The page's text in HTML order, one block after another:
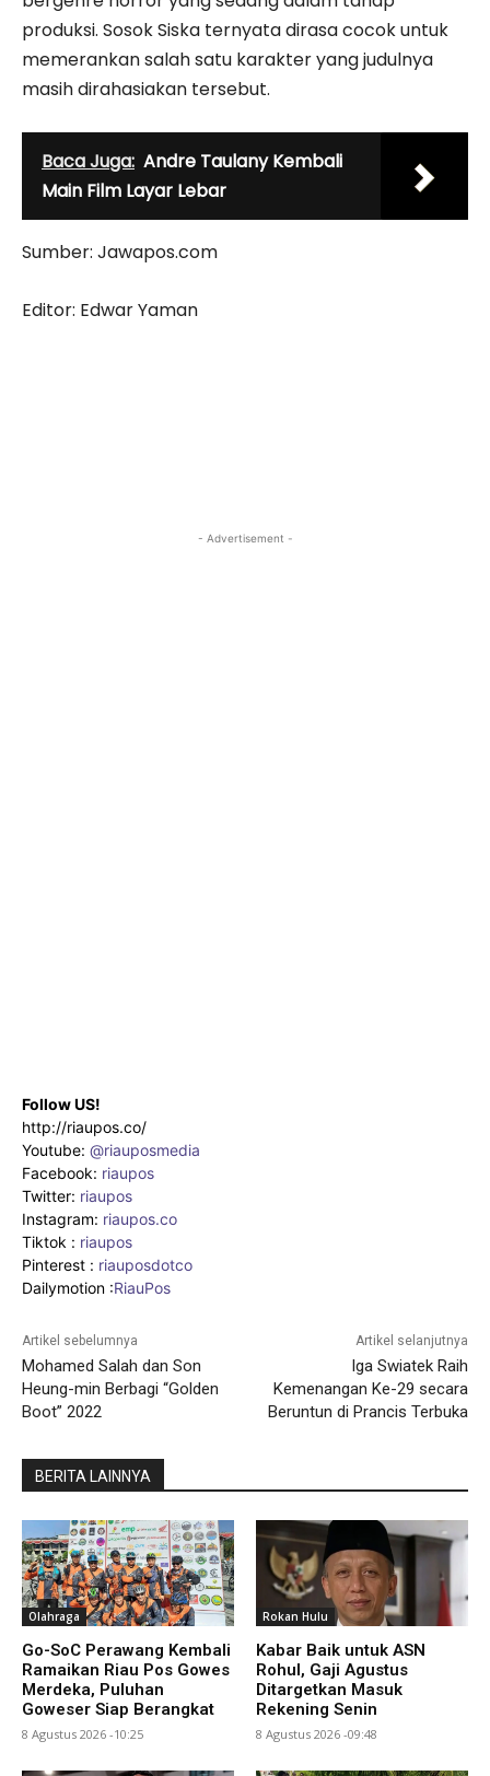
produksi. Sosok Siska ternyata dirasa cocok untuk
memerankan salah satu karakter yang judulnya
masih dirahasiakan tersebut.
Baca Juga: Andre Taulany Kembali
Main Film Layar Lebar
Sumber: Jawapos.com
Editor: Edwar Yaman
- Advertisement -
Follow US!
http://riaupos.co/
Youtube: @riauposmedia
Facebook: riaupos
Twitter: riaupos
Instagram: riaupos.co
Tiktok : riaupos
Pinterest : riauposdotco
Dailymotion :RiauPos
Artikel sebelumnya
Mohamed Salah dan Son
Heung-min Berbagi “Golden
Boot” 2022
Artikel selanjutnya
Iga Swiatek Raih
Kemenangan Ke-29 secara
Beruntun di Prancis Terbuka
BERITA LAINNYA
Olahraga
Go-SoC Perawang Kembali
Ramaikan Riau Pos Gowes
Merdeka, Puluhan
Goweser Siap Berangkat
8 Agustus 2026 -10:25
Rokan Hulu
Kabar Baik untuk ASN
Rohul, Gaji Agustus
Ditargetkan Masuk
Rekening Senin
8 Agustus 2026 -09:48